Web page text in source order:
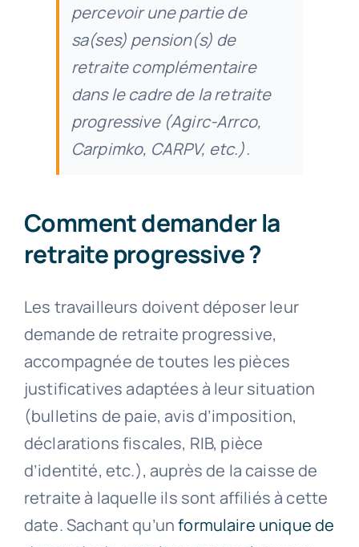
percevoir une partie de
sa(ses) pension(s) de
retraite complémentaire
dans le cadre de la retraite
progressive (Agirc-Arrco,
Carpimko, CARPV, etc.).
Comment demander la
retraite progressive ?
Les travailleurs doivent déposer leur
demande de retraite progressive,
accompagnée de toutes les pièces
justificatives adaptées à leur situation
(bulletins de paie, avis d’imposition,
déclarations fiscales, RIB, pièce
d’identité, etc.), auprès de la caisse de
retraite à laquelle ils sont affiliés à cette
date. Sachant qu’unformulaire unique de